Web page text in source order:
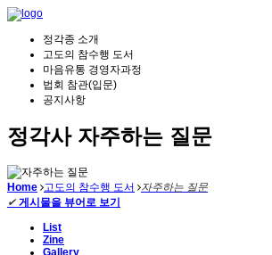
정각종 소개
고도의 참수행 도서
마음유통 경영자과정
법회 참관(입문)
공지사항
정각사 자주하는 질문
Home 고도의 참수행 도서
자주하는 질문
✔ 게시물을 뷰어로 보기
List
Zine
Gallery